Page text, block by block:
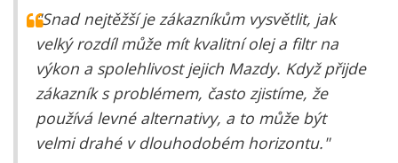
"Snad nejtěžší je zákazníkům vysvětlit, jak
velký rozdíl může mít kvalitní olej a filtr na
výkon a spolehlivost jejich Mazdy. Když přijde
zákazník s problémem, často zjistíme, že
používá levné alternativy, a to může být
velmi drahé v dlouhodobém horizontu."